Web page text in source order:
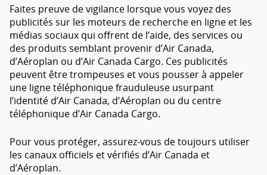
Faites preuve de vigilance lorsque vous voyez des
publicités sur les moteurs de recherche en ligne et les
médias sociaux qui offrent de l’aide, des services ou
des produits semblant provenir d’Air Canada,
d’Aéroplan ou d’Air Canada Cargo. Ces publicités
peuvent être trompeuses et vous pousser à appeler
une ligne téléphonique frauduleuse usurpant
l’identité d’Air Canada, d’Aéroplan ou du centre
téléphonique d’Air Canada Cargo.
Pour vous protéger, assurez-vous de toujours utiliser
les canaux officiels et vérifiés d’Air Canada et
d’Aéroplan.